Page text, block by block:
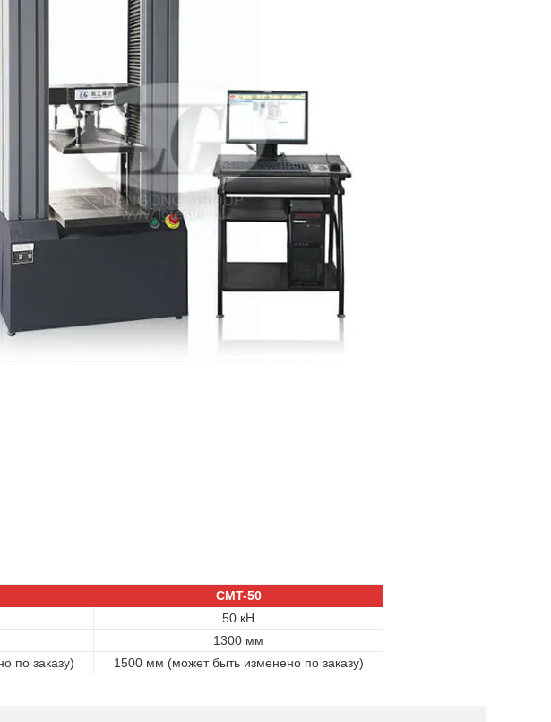
CMT-50
50 кН
1300 мм
по заказу) 1500 мм (может быть изменено по заказу)